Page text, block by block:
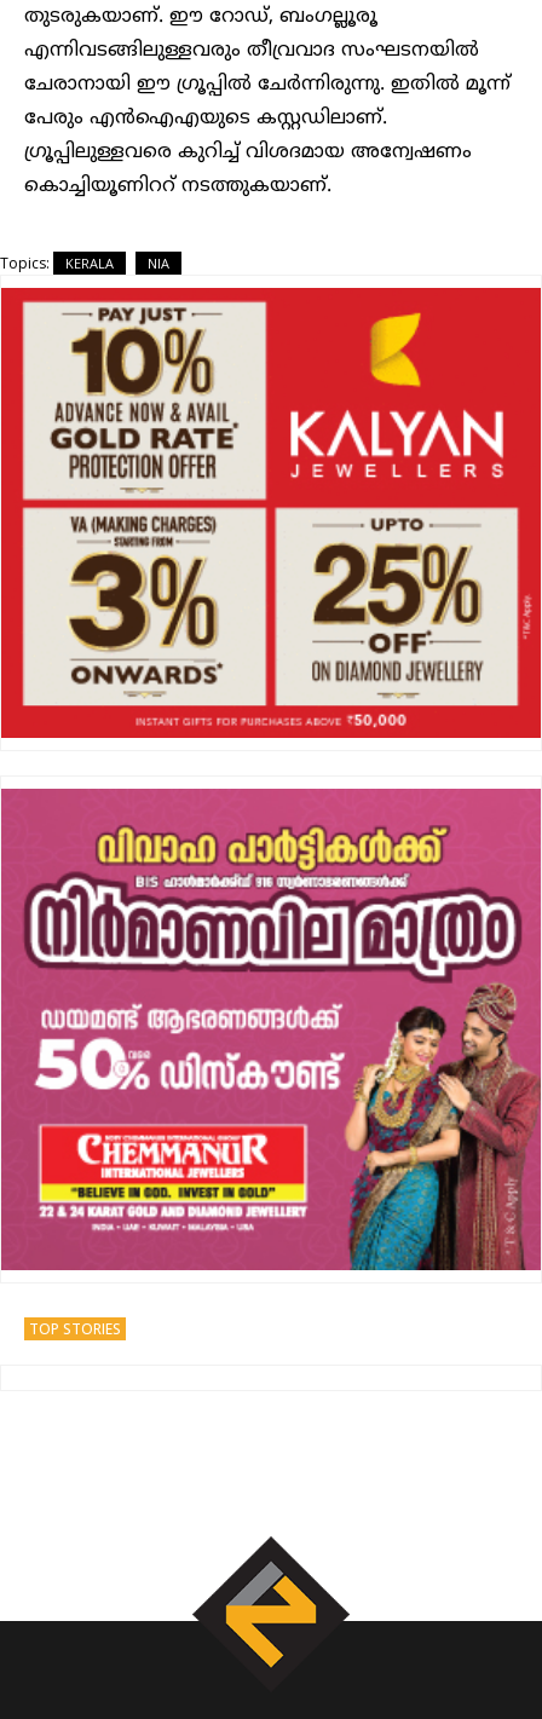
തുടരുകയാണ്. ഈ റോഡ്, ബംഗല്ലൂരൂ
എന്നിവടങ്ങിലുള്ളവരും തീവ്രവാദ സംഘടനയില്‍
ചേരാനായി ഈ ഗ്രൂപ്പിൽ ചേർന്നിരുന്നു. ഇതിൽ മൂന്ന്
പേരും എൻഐഎയുടെ കസ്റ്റഡിലാണ്.
ഗ്രൂപ്പിലുള്ളവരെ കുറിച്ച് വിശദമായ അന്വേഷണം
കൊച്ചിയൂണിററ് നടത്തുകയാണ്.
Topics: KERALA NIA
TOP STORIES